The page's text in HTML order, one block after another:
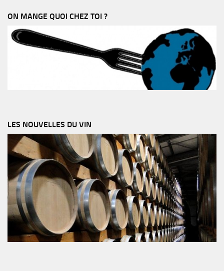
ON MANGE QUOI CHEZ TOI ?
LES NOUVELLES DU VIN